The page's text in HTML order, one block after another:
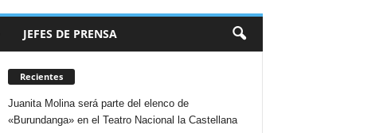
JEFES DE PRENSA
Recientes
Juanita Molina será parte del elenco de
«Burundanga» en el Teatro Nacional la Castellana